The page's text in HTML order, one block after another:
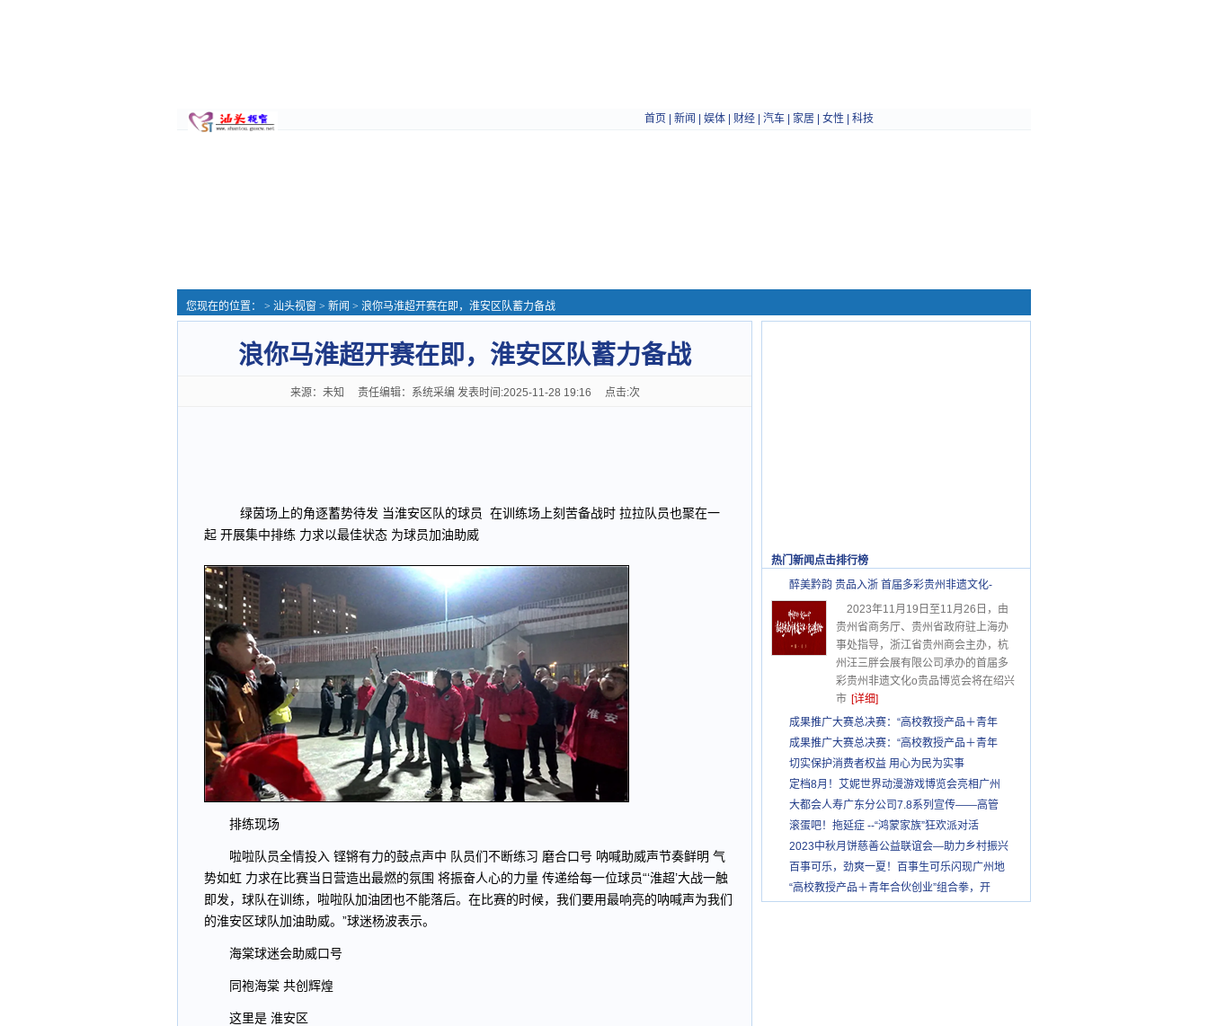
首页 新闻 娱体 财经 汽车 家居 女性 科技
您现在的位置： > 汕头视窗 > 新闻 > 浪你马淮超开赛在即，淮安区队蓄力备战
浪你马淮超开赛在即，淮安区队蓄力备战
来源：未知 责任编辑：系统采编 发表时间:2025-11-28 19:16 点击:次
绿茵场上的角逐蓄势待发 当淮安区队的球员 在训练场上刻苦备战时 拉拉队员也聚在一
起 开展集中排练 力求以最佳状态 为球员加油助威
排练现场
啦啦队员全情投入 铿锵有力的鼓点声中 队员们不断练习 磨合口号 呐喊助威声节奏鲜明 气
势如虹 力求在比赛当日营造出最燃的氛围 将振奋人心的力量 传递给每一位球员“‘淮超’大战一触
即发，球队在训练，啦啦队加油团也不能落后。在比赛的时候，我们要用最响亮的呐喊声为我们
的淮安区球队加油助威。”球迷杨波表示。
海棠球迷会助威口号
同袍海棠 共创辉煌
这里是 淮安区
热门新闻点击排行榜
醉美黔韵 贵品入浙 首届多彩贵州非遗文化-
2023年11月19日至11月26日，由
贵州省商务厅、贵州省政府驻上海办
事处指导，浙江省贵州商会主办，杭
州汪三胖会展有限公司承办的首届多
彩贵州非遗文化o贵品博览会将在绍兴
市 [详细]
成果推广大赛总决赛：“高校教授产品＋青年
成果推广大赛总决赛：“高校教授产品＋青年
切实保护消费者权益 用心为民为实事
定档8月！艾妮世界动漫游戏博览会亮相广州
大都会人寿广东分公司7.8系列宣传——高管
滚蛋吧！拖延症 --“鸿蒙家族”狂欢派对活
2023中秋月饼慈善公益联谊会—助力乡村振兴
百事可乐，劲爽一夏！百事生可乐闪现广州地
“高校教授产品＋青年合伙创业”组合拳，开